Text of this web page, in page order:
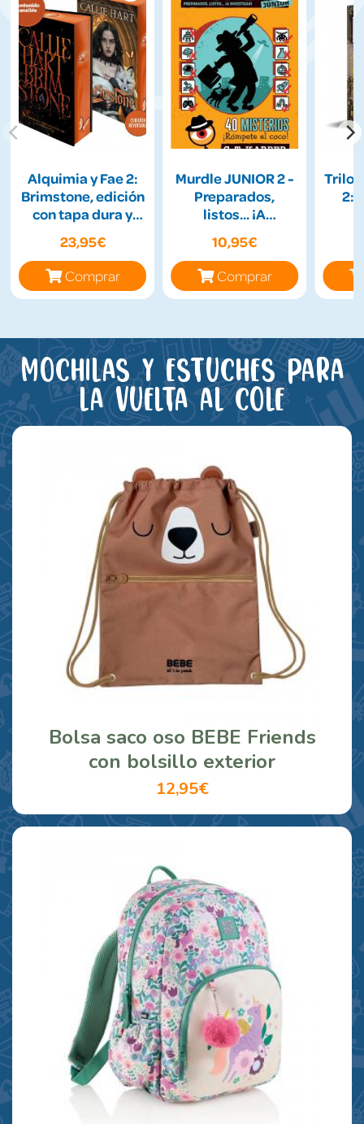
Alquimia y Fae 2:
Brimstone, edición
con tapa dura y
23,95€
Comprar
Murdle JUNIOR 2 -
Preparados,
listos... ¡A
10,95€
Comprar
2:
Mochilas y estuches para
la vuelta al cole
Bolsa saco oso BEBE Friends
con bolsillo exterior
12,95€